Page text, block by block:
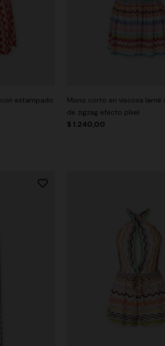
estampado
Mono corto en viscosa lamé
de zigzag efecto píxel
$ 1.240,00